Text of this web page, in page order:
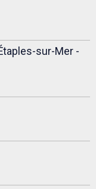
sur-Mer -